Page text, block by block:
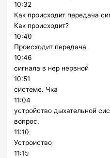
10:32
Как происходит передача
Как происходит?
10:40
Происходит передача
10:46
сигнала в нер нервной
10:51
системе. Чка
11:04
устройство дыхательной
вопрос.
11:10
Устроиство
11:15